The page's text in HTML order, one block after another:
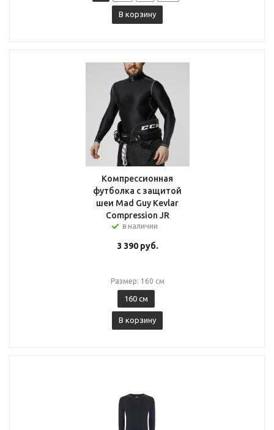
В корзину
Компрессионная
футболка с защитой
шеи Mad Guy Kevlar
Compression JR
в наличии
3 390руб.
Размер: 160 см
160 см
В корзину